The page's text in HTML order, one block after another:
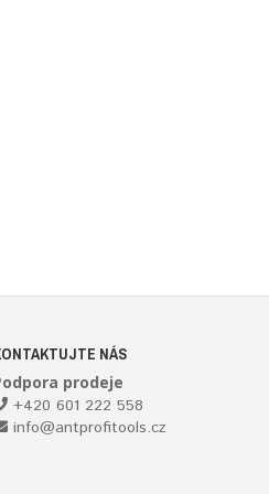
NÁS
prodeje
+420 601 222 558
info@antprofitools.cz